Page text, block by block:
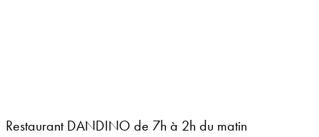
Restaurant DANDINO de 7h à 2h du matin